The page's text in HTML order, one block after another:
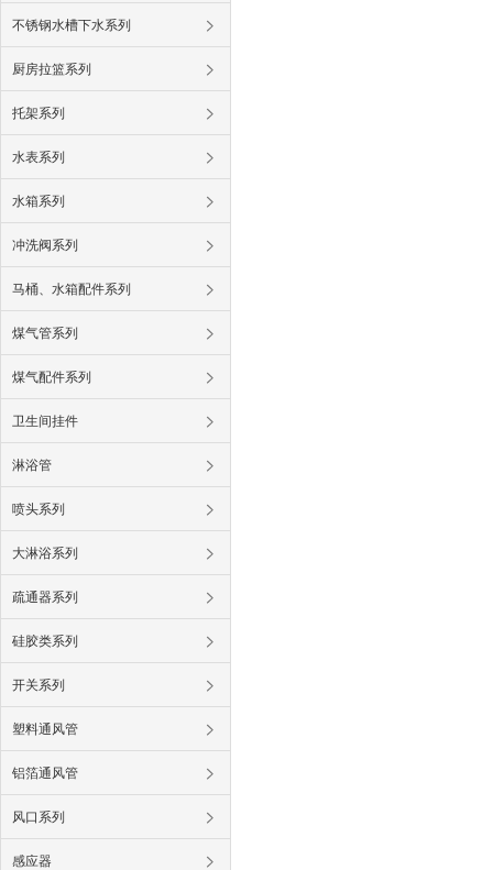
不锈钢水槽下水系列
厨房拉篮系列
托架系列
水表系列
水箱系列
冲洗阀系列
马桶、水箱配件系列
煤气管系列
煤气配件系列
卫生间挂件
淋浴管
喷头系列
大淋浴系列
疏通器系列
硅胶类系列
开关系列
塑料通风管
铝箔通风管
风口系列
感应器